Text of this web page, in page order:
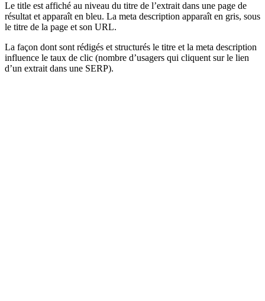
Le title est affiché au niveau du titre de l’extrait dans une page de
résultat et apparaît en bleu. La meta description apparaît en gris, sous
le titre de la page et son URL.
La façon dont sont rédigés et structurés le titre et la meta description
influence le taux de clic (nombre d’usagers qui cliquent sur le lien
d’un extrait dans une SERP).